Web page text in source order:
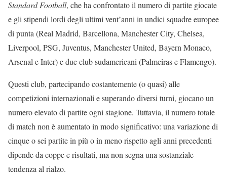
Standard Football, che ha confrontato il numero di partite giocate
e gli stipendi lordi degli ultimi vent’anni in undici squadre europee
di punta (Real Madrid, Barcellona, Manchester City, Chelsea,
Liverpool, PSG, Juventus, Manchester United, Bayern Monaco,
Arsenal e Inter) e due club sudamericani (Palmeiras e Flamengo).
Questi club, partecipando costantemente (o quasi) alle
competizioni internazionali e superando diversi turni, giocano un
numero elevato di partite ogni stagione. Tuttavia, il numero totale
di match non è aumentato in modo significativo: una variazione di
cinque o sei partite in più o in meno rispetto agli anni precedenti
dipende da coppe e risultati, ma non segna una sostanziale
tendenza al rialzo.